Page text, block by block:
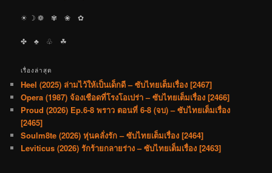
☀︎ ☽ ❁ ✾ ❀ ✿
✤ ♣︎ ♧ ☘︎
เรื่องล่าสุด
Heel (2025) ล่ามไว้ให้เป็นเด็กดี – ซับไทยเต็มเรื่อง [2467]
Opera (1987) จ้องเชือดที่โรงโอเปร่า – ซับไทยเต็มเรื่อง [2466]
Proud (2026) Ep.6-8 พราว ตอนที่ 6-8 (จบ) – ซับไทยเต็มเรื่อง
[2465]
Soulm8te (2026) หุ่นคลั่งรัก – ซับไทยเต็มเรื่อง [2464]
Leviticus (2026) รักร้ายกลายร่าง – ซับไทยเต็มเรื่อง [2463]